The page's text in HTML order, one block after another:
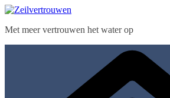
Ga
de
Met meer vertrouwen het water op